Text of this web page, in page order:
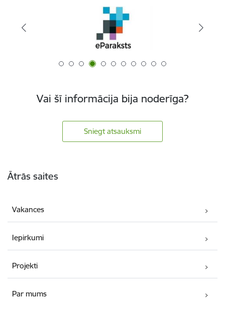
Vai šī informācija bija noderīga?
Sniegt atsauksmi
Ātrās saites
Vakances
Iepirkumi
Projekti
Par mums